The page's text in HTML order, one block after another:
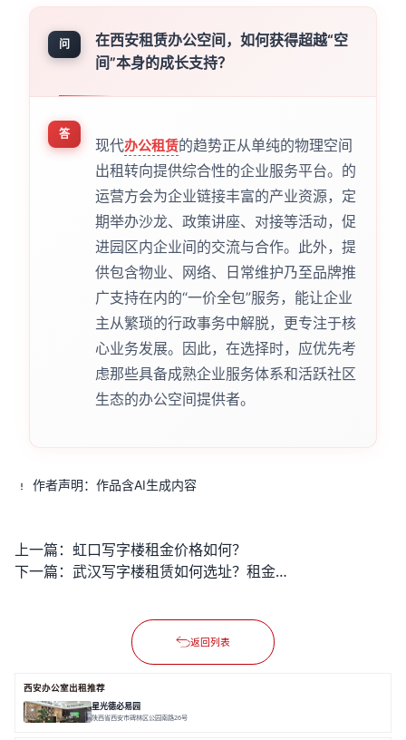
问
在西安租赁办公空间，如何获得超越“空
间”本身的成长支持？
答
现代办公租赁的趋势正从单纯的物理空间
出租转向提供综合性的企业服务平台。的
运营方会为企业链接丰富的产业资源，定
期举办沙龙、政策讲座、对接等活动，促
进园区内企业间的交流与合作。此外，提
供包含物业、网络、日常维护乃至品牌推
广支持在内的“一价全包”服务，能让企业
主从繁琐的行政事务中解脱，更专注于核
心业务发展。因此，在选择时，应优先考
虑那些具备成熟企业服务体系和活跃社区
生态的办公空间提供者。
作者声明：作品含AI生成内容
上一篇： 虹口写字楼租金价格如何？
下一篇：
武汉写字楼租赁如何选址？租金成本如何优化控制？
返回列表
西安办公室出租推荐
星光德必易园
陕西省西安市碑林区公园南路26号